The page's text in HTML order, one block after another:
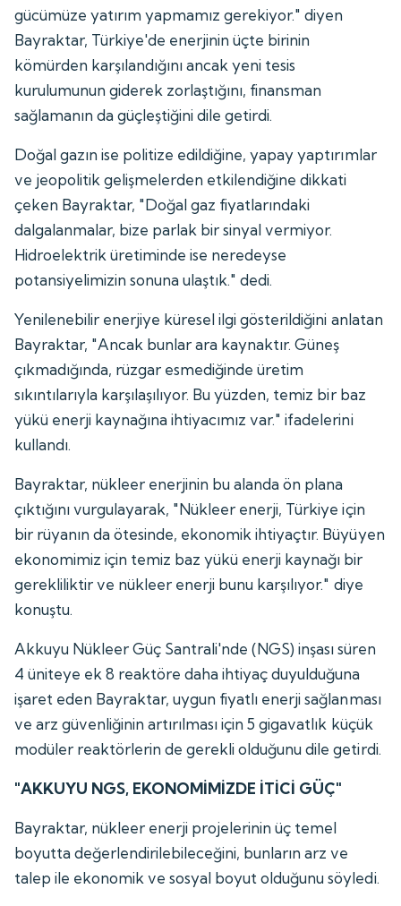
gücümüze yatırım yapmamız gerekiyor." diyen
Bayraktar, Türkiye'de enerjinin üçte birinin
kömürden karşılandığını ancak yeni tesis
kurulumunun giderek zorlaştığını, finansman
sağlamanın da güçleştiğini dile getirdi.
Doğal gazın ise politize edildiğine, yapay yaptırımlar
ve jeopolitik gelişmelerden etkilendiğine dikkati
çeken Bayraktar, "Doğal gaz fiyatlarındaki
dalgalanmalar, bize parlak bir sinyal vermiyor.
Hidroelektrik üretiminde ise neredeyse
potansiyelimizin sonuna ulaştık." dedi.
Yenilenebilir enerjiye küresel ilgi gösterildiğini anlatan
Bayraktar, "Ancak bunlar ara kaynaktır. Güneş
çıkmadığında, rüzgar esmediğinde üretim
sıkıntılarıyla karşılaşılıyor. Bu yüzden, temiz bir baz
yükü enerji kaynağına ihtiyacımız var." ifadelerini
kullandı.
Bayraktar, nükleer enerjinin bu alanda ön plana
çıktığını vurgulayarak, "Nükleer enerji, Türkiye için
bir rüyanın da ötesinde, ekonomik ihtiyaçtır. Büyüyen
ekonomimiz için temiz baz yükü enerji kaynağı bir
gerekliliktir ve nükleer enerji bunu karşılıyor." diye
konuştu.
Akkuyu Nükleer Güç Santrali'nde (NGS) inşası süren
4 üniteye ek 8 reaktöre daha ihtiyaç duyulduğuna
işaret eden Bayraktar, uygun fiyatlı enerji sağlanması
ve arz güvenliğinin artırılması için 5 gigavatlık küçük
modüler reaktörlerin de gerekli olduğunu dile getirdi.
"AKKUYU NGS, EKONOMİMİZDE İTİCİ GÜÇ"
Bayraktar, nükleer enerji projelerinin üç temel
boyutta değerlendirilebileceğini, bunların arz ve
talep ile ekonomik ve sosyal boyut olduğunu söyledi.